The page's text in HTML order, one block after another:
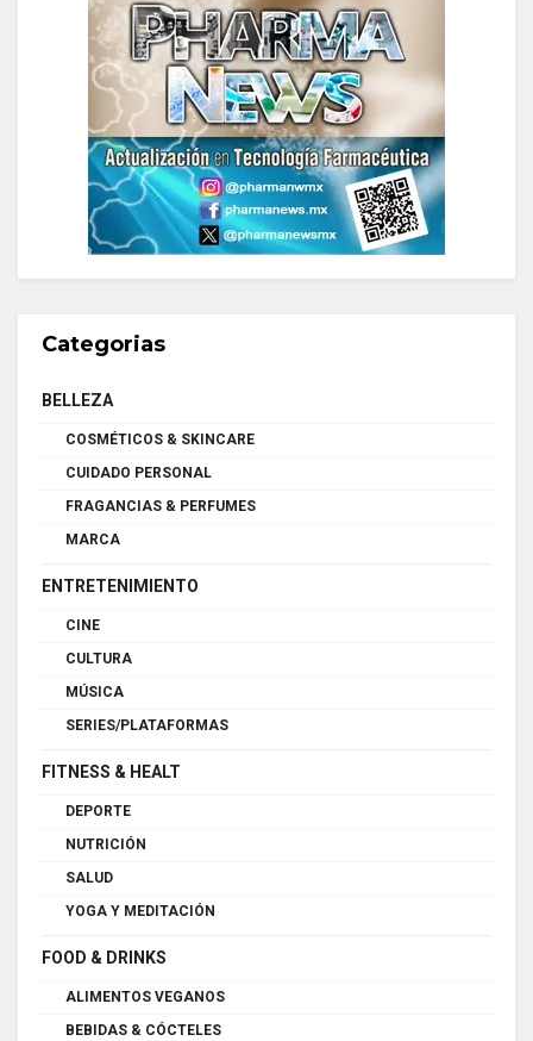
Categorias
BELLEZA
COSMÉTICOS & SKINCARE
CUIDADO PERSONAL
FRAGANCIAS & PERFUMES
MARCA
ENTRETENIMIENTO
CINE
CULTURA
MÚSICA
SERIES/PLATAFORMAS
FITNESS & HEALT
DEPORTE
NUTRICIÓN
SALUD
YOGA Y MEDITACIÓN
FOOD & DRINKS
ALIMENTOS VEGANOS
BEBIDAS & CÓCTELES